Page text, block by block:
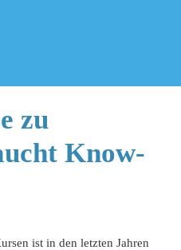
zu
Know-
ist in den letzten Jahren